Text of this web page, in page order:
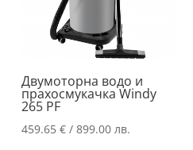
Двумоторна водо и
прахосмукачка Windy
265 PF
459.65€ / 899.00 лв.